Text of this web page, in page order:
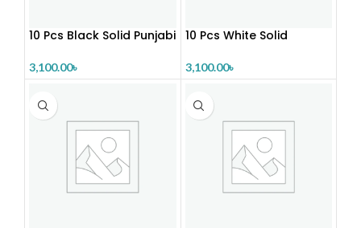
10 Pcs Black Solid Punjabi
3,100.00৳
10 Pcs White Solid
3,100.00৳